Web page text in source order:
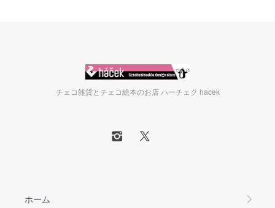
チェコ雑貨とチェコ絵本のお店 ハーチェク hacek
ホーム